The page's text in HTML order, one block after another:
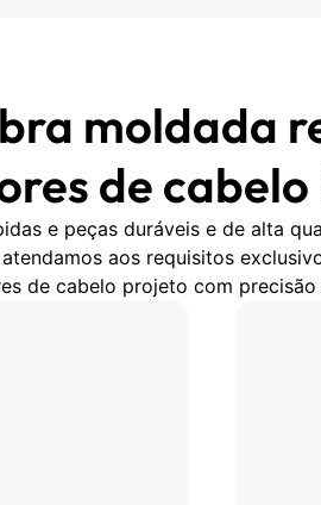
moldada
de cabelo
e peças duráveis e de alta
aos requisitos
de cabelo projeto com precisão